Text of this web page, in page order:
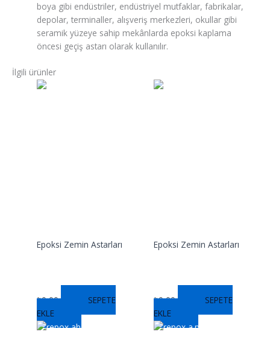
boya gibi endüstriler, endüstriyel mutfaklar, fabrikalar,
depolar, terminaller, alışveriş merkezleri, okullar gibi
seramik yüzeye sahip mekânlarda epoksi kaplama
öncesi geçiş astarı olarak kullanılır.
İlgili ürünler
Epoksi Zemin Astarları
₺0,00
SEPETE
EKLE
Epoksi Zemin Astarları
₺0,00
SEPETE
EKLE